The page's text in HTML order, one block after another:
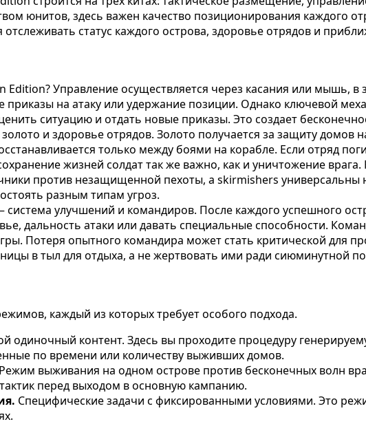
юнитов, здесь важен качество позиционирования каждого
статус каждого острова, здоровье отрядов и
Edition? Управление осуществляется через касания или мышь,
приказы на атаку или удержание позиции. Однако ключевой
ситуацию и отдать новые приказы. Это создает
и здоровье отрядов. Золото получается за защиту
только между боями на корабле. Если отряд
жизней солдат так же важно, как и уничтожение
против незащищенной пехоты, а skirmishers
разным типам угроз.
улучшений и командиров. После каждого успешного
дальность атаки или давать специальные способности.
Потеря опытного командира может стать критической для
в тыл для отдыха, а не жертвовать ими ради сиюминутной
каждый из которых требует особого подхода.
одиночный контент. Здесь вы проходите процедуру
по времени или количеству выживших домов.
Режим выживания на одном острове против бесконечных волн
перед выходом в основную кампанию.
Специфические задачи с фиксированными условиями. Это